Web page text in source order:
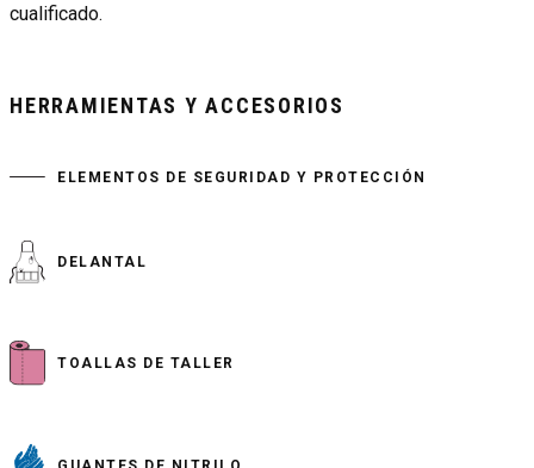
cualificado.
HERRAMIENTAS Y ACCESORIOS
ELEMENTOS DE SEGURIDAD Y PROTECCIÓN
DELANTAL
TOALLAS DE TALLER